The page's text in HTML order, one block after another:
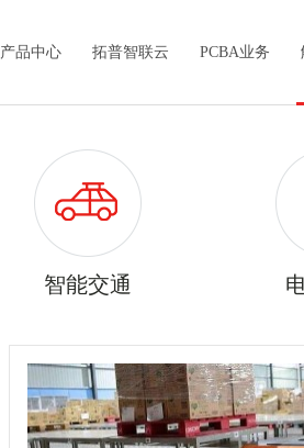
产品中心 拓普智联云 PCBA业务
智能交通